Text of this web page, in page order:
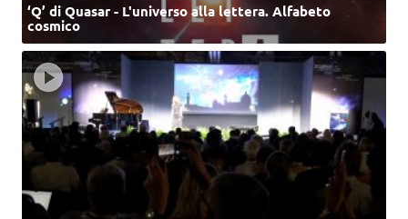
‘Q’ di Quasar - L'universo alla lettera. Alfabeto
cosmico